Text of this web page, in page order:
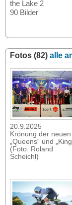
the Lake 2
90 Bilder
Fotos (82) alle
20.9.2025
Krönung der neuen
„Queens“ und
(Foto: Roland
Scheichl)